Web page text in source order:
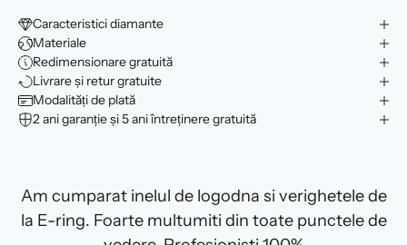
Caracteristici diamante
Materiale
Redimensionare gratuită
Livrare și retur gratuite
Modalități de plată
2 ani garanție și 5 ani întreținere gratuită
Am cumparat inelul de logodna si verighetele de
la E-ring. Foarte multumiti din toate punctele de